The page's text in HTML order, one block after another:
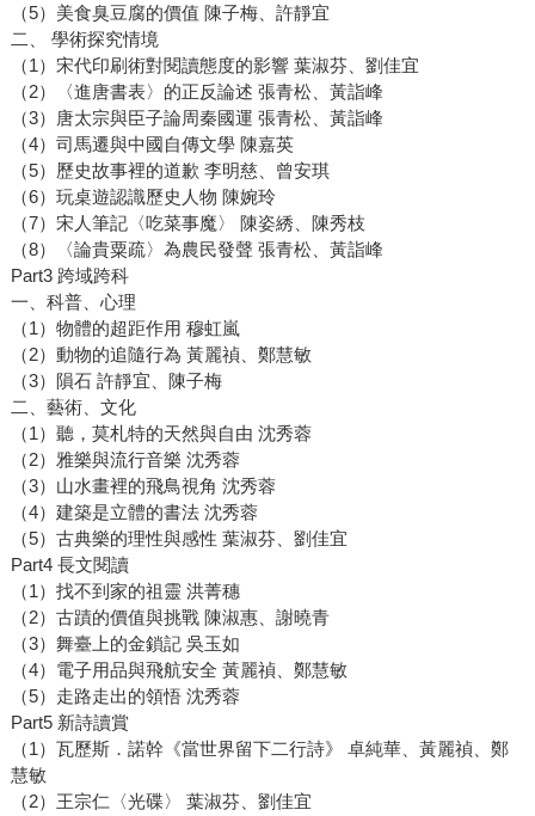
（5）美食臭豆腐的價值 陳子梅、許靜宜
二、 學術探究情境
（1）宋代印刷術對閱讀態度的影響 葉淑芬、劉佳宜
（2）〈進唐書表〉的正反論述 張青松、黃詣峰
（3）唐太宗與臣子論周秦國運 張青松、黃詣峰
（4）司馬遷與中國自傳文學 陳嘉英
（5）歷史故事裡的道歉 李明慈、曾安琪
（6）玩桌遊認識歷史人物 陳婉玲
（7）宋人筆記〈吃菜事魔〉 陳姿綉、陳秀枝
（8）〈論貴粟疏〉為農民發聲 張青松、黃詣峰
Part3 跨域跨科
一、科普、心理
（1）物體的超距作用 穆虹嵐
（2）動物的追隨行為 黃麗禎、鄭慧敏
（3）隕石 許靜宜、陳子梅
二、藝術、文化
（1）聽，莫札特的天然與自由 沈秀蓉
（2）雅樂與流行音樂 沈秀蓉
（3）山水畫裡的飛鳥視角 沈秀蓉
（4）建築是立體的書法 沈秀蓉
（5）古典樂的理性與感性 葉淑芬、劉佳宜
Part4 長文閱讀
（1）找不到家的祖靈 洪菁穗
（2）古蹟的價值與挑戰 陳淑惠、謝曉青
（3）舞臺上的金鎖記 吳玉如
（4）電子用品與飛航安全 黃麗禎、鄭慧敏
（5）走路走出的領悟 沈秀蓉
Part5 新詩讀賞
（1）瓦歷斯．諾幹《當世界留下二行詩》 卓純華、黃麗禎、鄭
慧敏
（2）王宗仁〈光碟〉 葉淑芬、劉佳宜